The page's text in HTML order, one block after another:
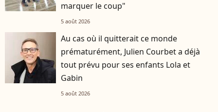
marquer le coup"
5 août 2026
Au cas où il quitterait ce monde
prématurément, Julien Courbet a déjà
tout prévu pour ses enfants Lola et
Gabin
5 août 2026